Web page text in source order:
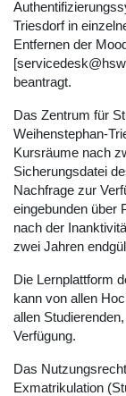
Triesdorf in
Entfernen der
beantragt.
Das Zentrum für
Weihenstephan-
Kursräume nach
Sicherungsdatei
Nachfrage zur
eingebunden über
nach der
zwei Jahren
Die Lernplattform
kann von allen
allen
Verfügung.
Das
Exmatrikulation